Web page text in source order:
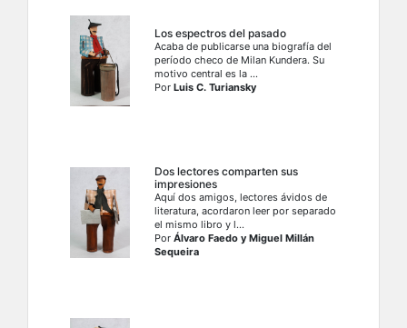
Los espectros del pasado
Acaba de publicarse una biografía del
período checo de Milan Kundera. Su
motivo central es la ...
PorLuis C. Turiansky
Dos lectores comparten sus
impresiones
Aquí dos amigos, lectores ávidos de
literatura, acordaron leer por separado
el mismo libro y l...
PorÁlvaro Faedo y Miguel Millán
Sequeira